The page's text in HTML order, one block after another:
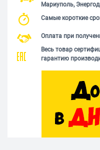
Мариуполь,
Самые короткие
Оплата при
Весь товар
гарантию